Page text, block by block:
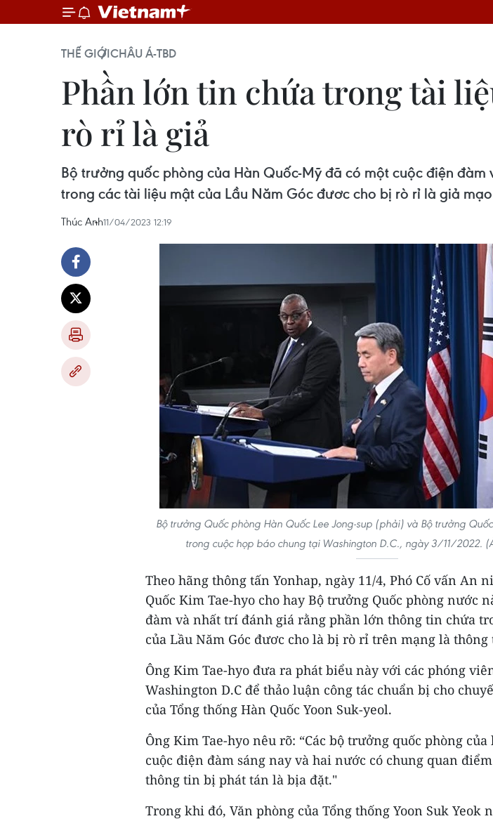
THẾ GIỚICHÂU Á-TBD
Phần lớn tin chứa trong tài
rò rỉ là giả
Bộ trưởng quốc phòng của Hàn Quốc-Mỹ đã có một cuộc điện
trong các tài liệu mật của Lầu Năm Góc đươc cho bị rò rỉ là giả
Thúc Anh11/04/2023 12:19
Bộ trưởng Quốc phòng Hàn Quốc Lee Jong-sup (phải) và Bộ trưởng
trong cuộc họp báo chung tại Washington D.C., ngày 3/11/2022.
Theo hãng thông tấn Yonhap, ngày 11/4, Phó Cố vấn An
Quốc Kim Tae-hyo cho hay Bộ trưởng Quốc phòng nước
đàm và nhất trí đánh giá rằng phần lớn thông tin chứa
của Lầu Năm Góc đươc cho là bị rò rỉ trên mạng là thông
Ông Kim Tae-hyo đưa ra phát biểu này với các phóng
Washington D.C để thảo luận công tác chuẩn bị cho
của Tổng thống Hàn Quốc Yoon Suk-yeol.
Ông Kim Tae-hyo nêu rõ: “Các bộ trưởng quốc phòng
cuộc điện đàm sáng nay và hai nước có chung quan
thông tin bị phát tán là bịa đặt."
Trong khi đó, Văn phòng của Tổng thống Yoon Suk Yeok